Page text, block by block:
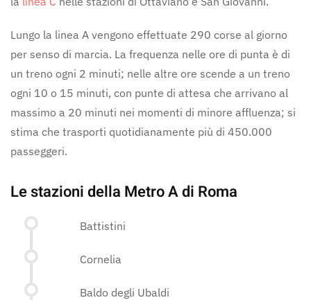
Lungo la linea A vengono effettuate 290 corse al giorno
per senso di marcia. La frequenza nelle ore di punta è di
un treno ogni 2 minuti; nelle altre ore scende a un treno
ogni 10 o 15 minuti, con punte di attesa che arrivano al
massimo a 20 minuti nei momenti di minore affluenza; si
stima che trasporti quotidianamente più di 450.000
passeggeri.
Le stazioni della Metro A di Roma
Battistini
Cornelia
Baldo degli Ubaldi